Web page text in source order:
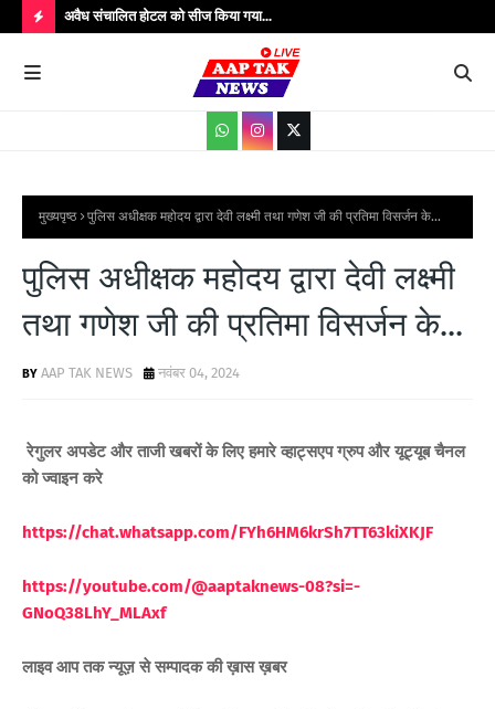
O
S
श्री अवैध संचालित होटल को सीज किया गया...
मुख्यपृष्ठ पुलिस अधीक्षक महोदय द्वारा देवी लक्ष्मी तथा गणेश जी की प्रतिमा विसर्जन के...
पुलिस अधीक्षक महोदय द्वारा देवी लक्ष्मी
तथा गणेश जी की प्रतिमा विसर्जन के...
AAP TAK NEWS नवंबर 04, 2024
रेगुलर अपडेट और ताजी खबरों के लिए हमारे व्हाट्सएप ग्रुप और यूट्यूब चैनल
को ज्वाइन करे
https://chat.whatsapp.com/FYh6HM6krSh7TT63kiXKJF
https://youtube.com/@aaptaknews-08?si=-
GNoQ38LhY_MLAxf
लाइव आप तक न्यूज़ से सम्पादक की ख़ास ख़बर